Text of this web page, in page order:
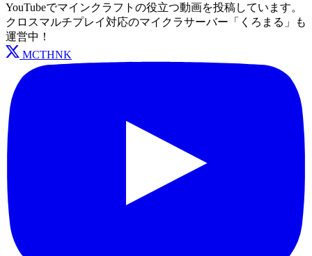
YouTubeでマインクラフトの役立つ動画を投稿しています。
クロスマルチプレイ対応のマイクラサーバー「くろまる」も
運営中！
MCTHNK